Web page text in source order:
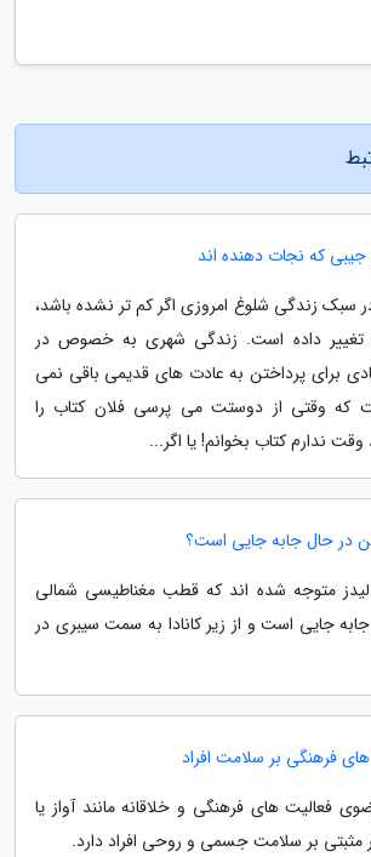
که نجات دهنده اند
سبک زندگی شلوغ امروزی اگر کم تر نشده باشد،
داده است. زندگی شهری به خصوص در
برای پرداختن به عادت های قدیمی باقی نمی
که وقتی از دوستت می پرسی فلان کتاب را
ندارم کتاب بخوانم! یا اگر...
در حال جابه جایی است؟
لیدز متوجه شده اند که قطب مغناطیسی شمالی
جایی است و از زیر کانادا به سمت سیبری در
فرهنگی بر سلامت افراد
فعالیت های فرهنگی و خلاقانه مانند آواز یا
مثبتی بر سلامت جسمی و روحی افراد دارد.